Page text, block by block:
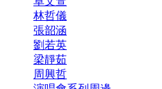
林哲儀
張韶涵
劉若英
梁靜茹
周興哲